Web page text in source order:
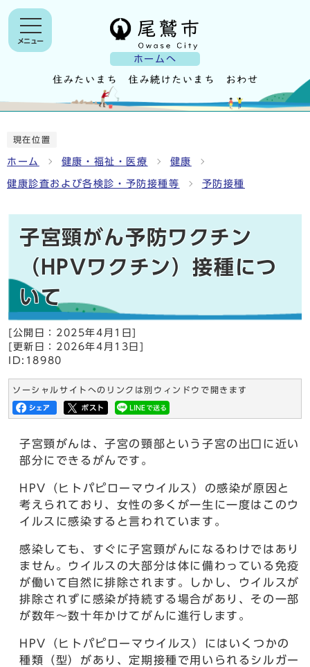
ホームへ
メニュー
現在位置
ホーム 健康・福祉・医療 健康
健康診査および各検診・予防接種等 予防接種
子宮頸がん予防ワクチン
（HPVワクチン）接種につ
いて
[公開日： 2025年4月1日
[更新日： 2026年4月13日
ID:18980
ソーシャルサイトへのリンクは別ウィンドウで開きます
子宮頸がんは、子宮の頸部という子宮の出口に近い
部分にできるがんです。
HPV（ヒトパピローマウイルス）の感染が原因と
考えられており、女性の多くが一生に一度はこのウ
イルスに感染すると言われています。
感染しても、すぐに子宮頸がんになるわけではあり
ません。ウイルスの大部分は体に備わっている免疫
が働いて自然に排除されます。しかし、ウイルスが
排除されずに感染が持続する場合があり、その一部
が数年～数十年かけてがんに進行します。
HPV（ヒトパピローマウイルス）にはいくつかの
種類（型）があり、定期接種で用いられるシルガー